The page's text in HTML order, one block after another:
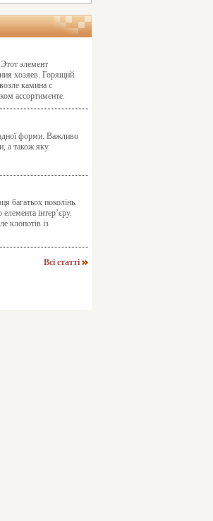
элемент
хозяев. Горящий
камина с
ассортименте.
форми. Важливо
а також яку
багатьох поколінь.
інтер’єру.
клопотів із
Всі статті